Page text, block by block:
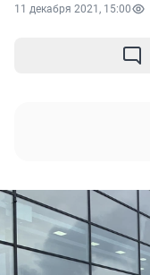
11 декабря 2021, 15:00